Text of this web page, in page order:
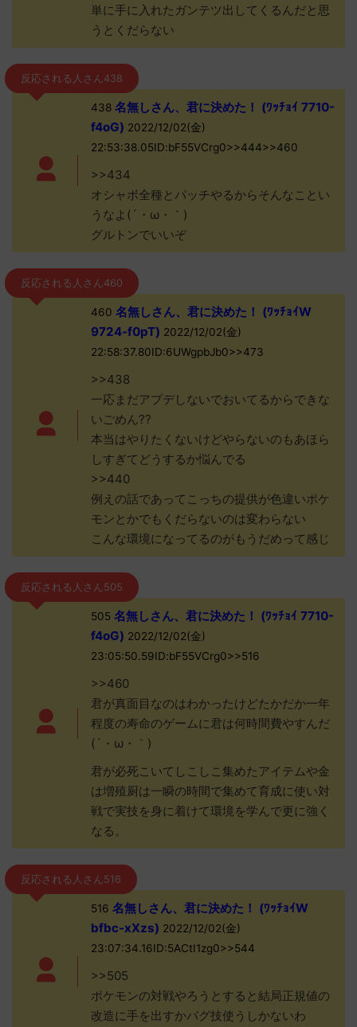
単に手に入れたガンテツ出してくるんだと思
うとくだらない
反応される人さん438
438名無しさん、君に決めた！ (ﾜｯﾁｮｲ 7710-
f4oG) 2022/12/02(金)
22:53:38.05ID:bF55VCrg0>>444>>460
>>434
オシャボ全種とパッチやるからそんなことい
うなよ(´・ω・｀)
グルトンでいいぞ
反応される人さん460
460 名無しさん、君に決めた！ (ﾜｯﾁｮｲW
9724-f0pT) 2022/12/02(金)
22:58:37.80ID:6UWgpbJb0>>473
>>438
一応まだアプデしないでおいてるからできな
いごめん??
本当はやりたくないけどやらないのもあほら
しすぎてどうするか悩んでる
>>440
例えの話であってこっちの提供が色違いポケ
モンとかでもくだらないのは変わらない
こんな環境になってるのがもうだめって感じ
反応される人さん505
505名無しさん、君に決めた！ (ﾜｯﾁｮｲ 7710-
f4oG) 2022/12/02(金)
23:05:50.59ID:bF55VCrg0>>516
>>460
君が真面目なのはわかったけどたかだか一年
程度の寿命のゲームに君は何時間費やすんだ
(´・ω・｀)
君が必死こいてしこしこ集めたアイテムや金
は増殖厨は一瞬の時間で集めて育成に使い対
戦で実技を身に着けて環境を学んで更に強く
なる。
反応される人さん516
516 名無しさん、君に決めた！ (ﾜｯﾁｮｲW
bfbc-xXzs) 2022/12/02(金)
23:07:34.16ID:5ACtI1zg0>>544
>>505
ポケモンの対戦やろうとすると結局正規値の
改造に手を出すかバグ技使うしかないわ